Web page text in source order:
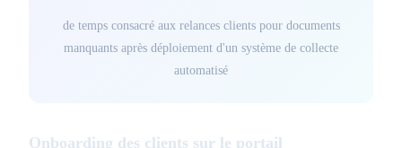
de temps consacré aux relances clients pour documents
manquants après déploiement d'un système de collecte
automatisé
Onboarding des clients sur le portail